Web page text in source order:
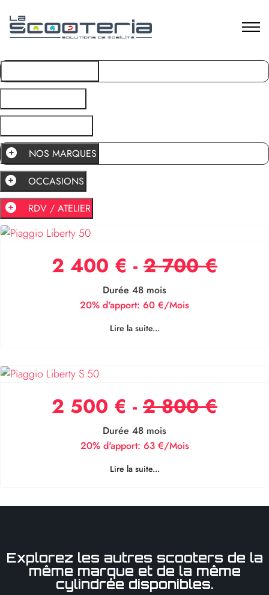
NOS MARQUES
OCCASIONS
RDV / ATELIER
2 400 € - 2 700 €
Durée 48 mois
20% d'apport: 60 €/Mois
Lire la suite...
2 500 € - 2 800 €
Durée 48 mois
20% d'apport: 63 €/Mois
Lire la suite...
Explorez les autres scooters de la
même marque et de la même
cylindrée disponibles.